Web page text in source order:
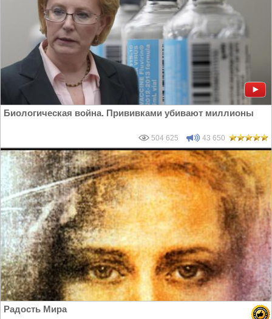
Биологическая война. Прививками убивают миллионы
504 625 43 650
Радость Мира